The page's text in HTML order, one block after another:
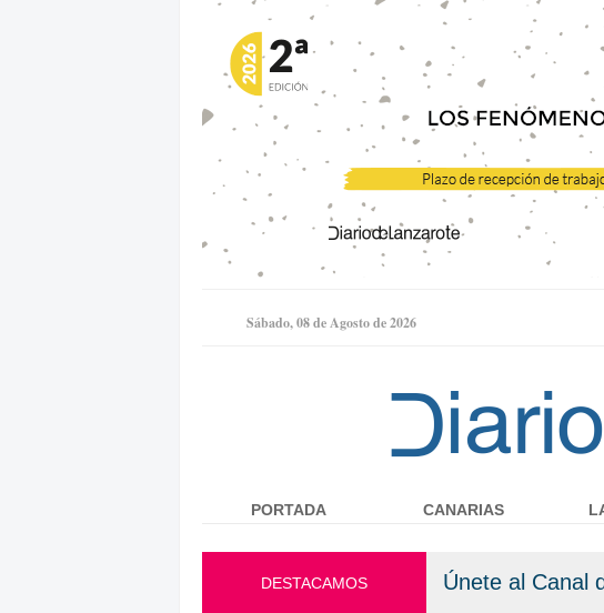
Sábado, 08 de Agosto de 2026
DESTACAMOS Únete al Canal
PORTADA CANARIAS